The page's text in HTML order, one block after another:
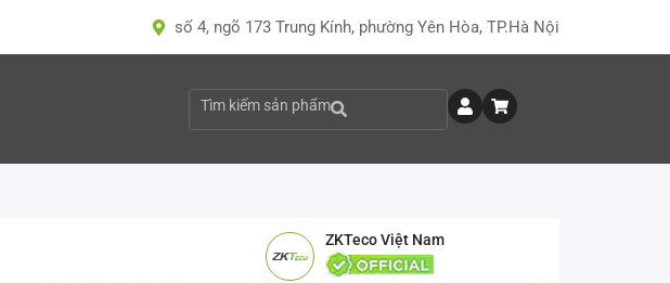
số 4, ngõ 173 Trung Kính, phường Yên Hòa, TP.Hà Nội
Tìm kiếm sản phẩm
ZKTeco Việt Nam